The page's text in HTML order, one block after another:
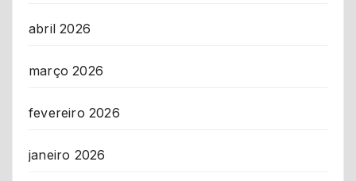
abril 2026
março 2026
fevereiro 2026
janeiro 2026